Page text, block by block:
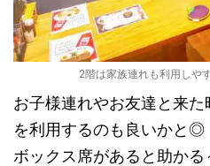
2階は家族連れも利用しや
お子様連れやお友達と来
を利用するのも良いかと
ボックス席があると助かる